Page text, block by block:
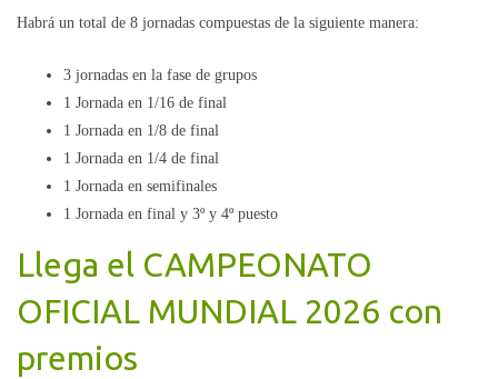
Habrá un total de 8 jornadas compuestas de la siguiente manera:
3 jornadas en la fase de grupos
1 Jornada en 1/16 de final
1 Jornada en 1/8 de final
1 Jornada en 1/4 de final
1 Jornada en semifinales
1 Jornada en final y 3º y 4º puesto
Llega el CAMPEONATO
OFICIAL MUNDIAL 2026 con
premios